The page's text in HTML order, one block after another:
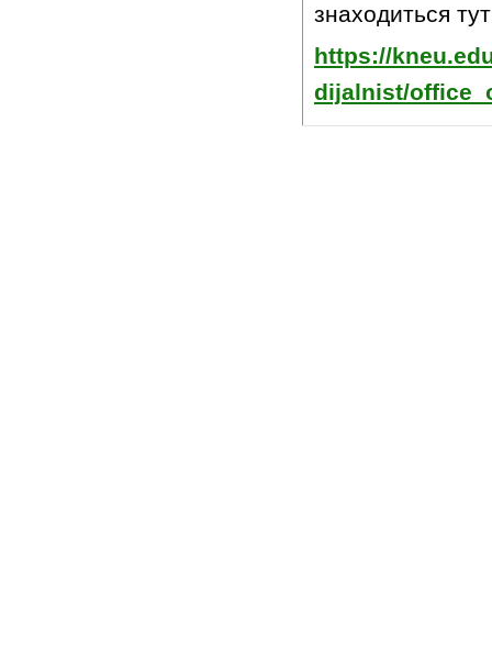
знаходиться
https://kneu.
dijalnist/office